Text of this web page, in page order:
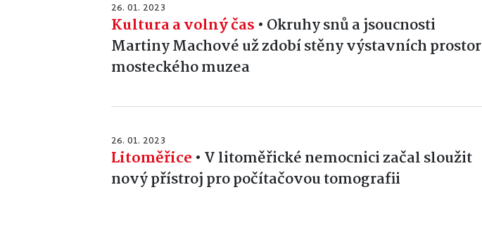
26. 01. 2023
Kultura a volný čas • Okruhy snů a jsoucnosti
Martiny Machové už zdobí stěny výstavních prostor
mosteckého muzea
26. 01. 2023
Litoměřice • V litoměřické nemocnici začal sloužit
nový přístroj pro počítačovou tomografii